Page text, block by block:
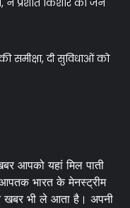
ने प्रशांत किशोर की जन
समीक्षा, दी सुविधाओं को
आपको यहां मिल पाती
भारत के मेनस्ट्रीम
खबर भी ले आता है। अपनी